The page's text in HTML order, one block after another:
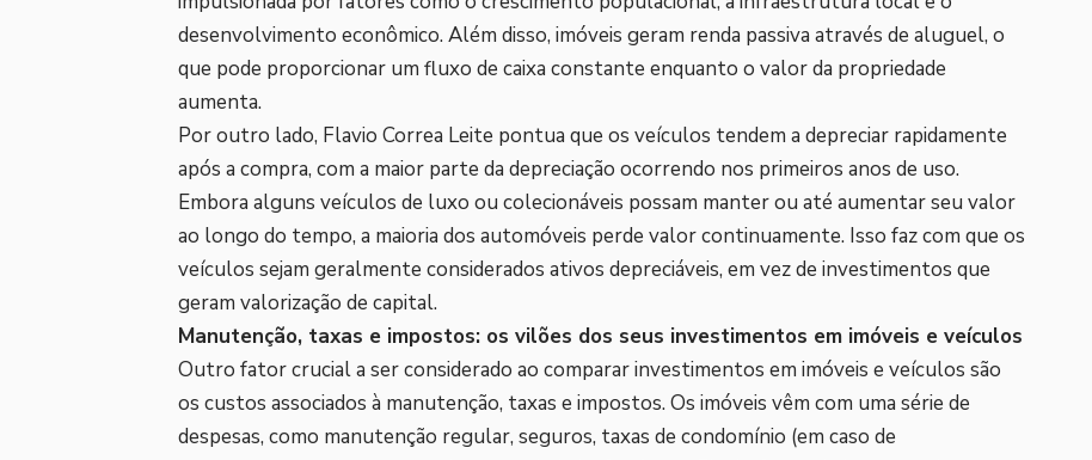
desenvolvimento econômico. Além disso, imóveis geram renda passiva através de aluguel, o
que pode proporcionar um fluxo de caixa constante enquanto o valor da propriedade
aumenta.
Por outro lado, Flavio Correa Leite pontua que os veículos tendem a depreciar rapidamente
após a compra, com a maior parte da depreciação ocorrendo nos primeiros anos de uso.
Embora alguns veículos de luxo ou colecionáveis possam manter ou até aumentar seu valor
ao longo do tempo, a maioria dos automóveis perde valor continuamente. Isso faz com que os
veículos sejam geralmente considerados ativos depreciáveis, em vez de investimentos que
geram valorização de capital.
Manutenção, taxas e impostos: os vilões dos seus investimentos em imóveis e veículos
Outro fator crucial a ser considerado ao comparar investimentos em imóveis e veículos são
os custos associados à manutenção, taxas e impostos. Os imóveis vêm com uma série de
despesas, como manutenção regular, seguros, taxas de condomínio (em caso de